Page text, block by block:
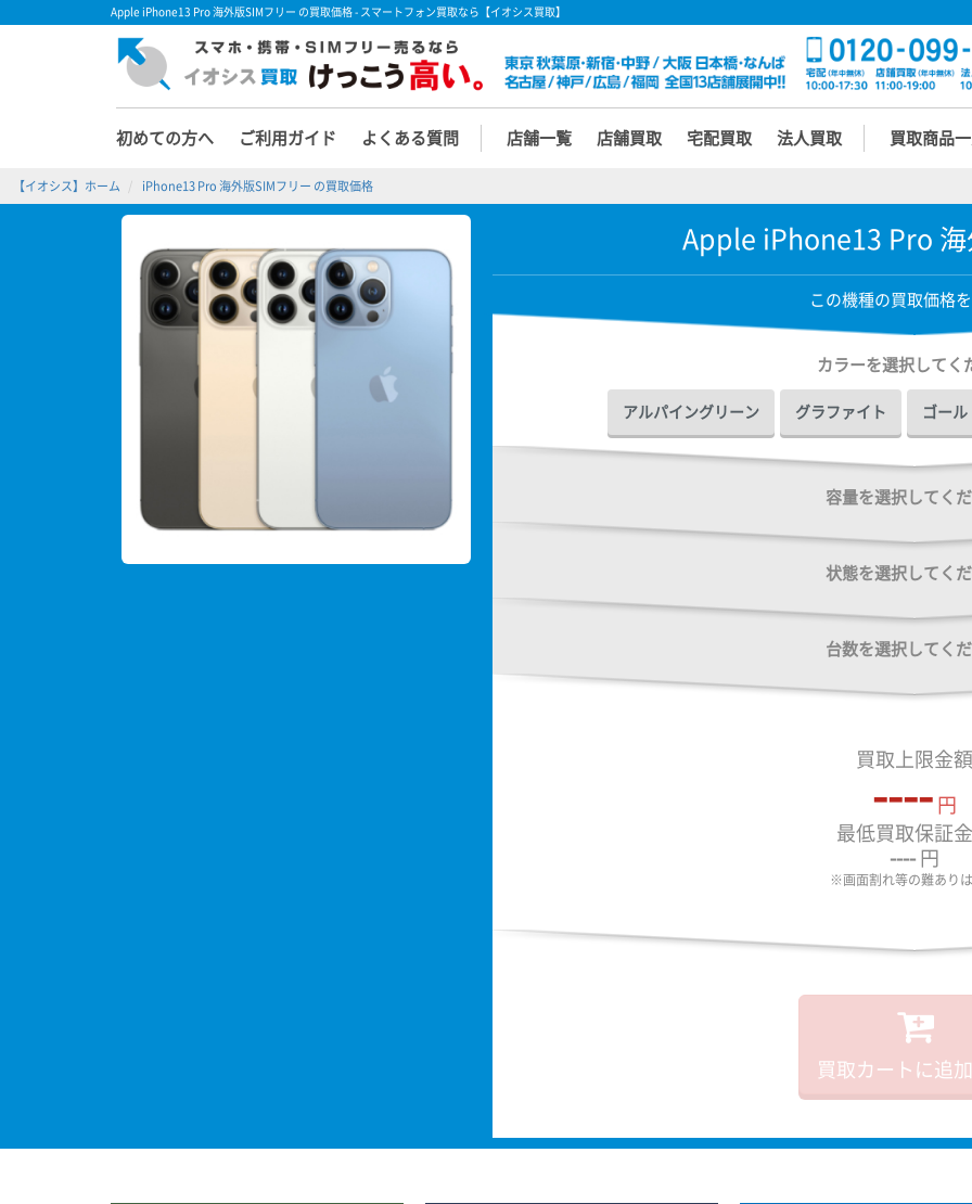
Apple iPhone13 Pro 海外版SIMフリー の買取価格 - スマートフォン買取なら【イオシス買取】
初めての方へ ご利用ガイド よくある質問 店舗一覧 店舗買取 宅配買取 法人買取 買取商品
【イオシス】ホーム iPhone13 Pro 海外版SIMフリー の買取価格
Apple iPhone13 Pro 海
この機種の買取価格
カラーを選択してく
アルパイングリーン グラファイト ゴール
容量を選択してく
状態を選択してく
台数を選択してく
買取上限金額
---- 円
最低買取保証
---- 円
※画面割れ等の難あり
買取カートに追